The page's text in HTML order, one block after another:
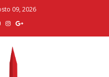
09, 2026